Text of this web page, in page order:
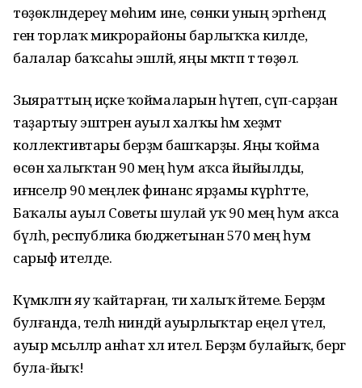
төҙөкләндереү мөһим ине, сөнки уның эргәһендә
генә торлаҡ микрорайоны барлыҡҡа килде,
балалар баҡсаһы эшләй, яңы мәктәп тә төҙөлә.
Зыяраттың иҫке ҡоймаларын һүтеп, сүп-сарҙан
таҙартыу эштәрен ауыл халҡы һәм хеҙмәт
коллективтары берҙәм башҡарҙы. Яңы ҡойма
өсөн халыҡтан 90 мең һум аҡса йыйылды,
иғәнәселәр 90 меңлек финанс ярҙамы күрһәтте,
Баҡалы ауыл Советы шулай уҡ 90 мең һум аҡса
бүлһә, республика бюджетынан 570 мең һум
сарыф ителде.
Күмәкләгән яу ҡайтарған, ти халыҡ әйтеме. Берҙәм
булғанда, теләһә ниндәй ауырлыҡтар еңел үтелә,
ауыр мәсьәләләр анһат хәл ителә. Берҙәм булайыҡ, бергә
була-йыҡ!